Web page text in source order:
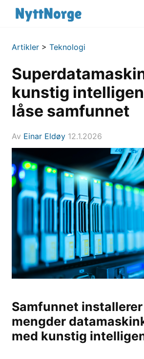
Artikler > Teknologi
kunstig
låse samfunnet
Av Einar Eldøy 12.1.2026
Samfunnet installerer
mengder
med kunstig